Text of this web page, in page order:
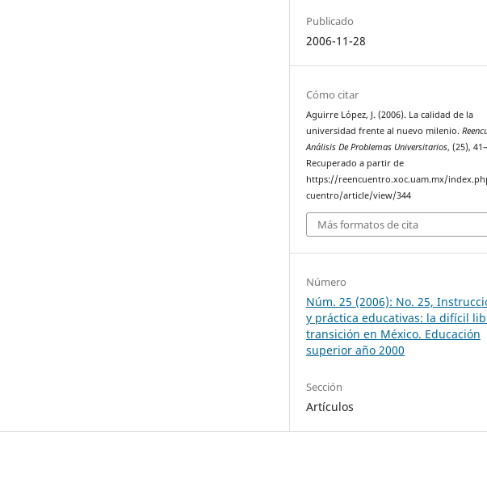
Publicado
2006-11-28
Cómo citar
Aguirre López, J. (2006). La calidad de la
universidad frente al nuevo milenio.
Análisis De Problemas Universitarios, (25),
Recuperado a partir de
https://reencuentro.xoc.uam.mx/
cuentro/article/view/344
Más formatos de cita
Número
Núm. 25 (2006): No. 25,
y práctica educativas: la difícil
transición en México. Educación
superior año 2000
Sección
Artículos